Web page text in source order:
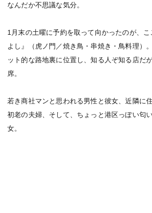
なんだか不思議な気分。
1月末の土曜に予約を取って向かったのが、
よし』（虎ノ門／焼き鳥・串焼き・鳥料理）
ット的な路地裏に位置し、知る人ぞ知る店だ
席。
若き商社マンと思われる男性と彼女、近隣に
初老の夫婦、そして、ちょっと港区っぽい匂
女。